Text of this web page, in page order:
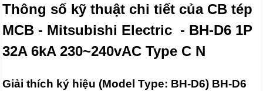
Thông số kỹ thuật chi tiết của CB tép
MCB - Mitsubishi Electric - BH-D6 1P
32A 6kA 230~240vAC Type C N
Giải thích ký hiệu (Model Type: BH-D6) BH-D6